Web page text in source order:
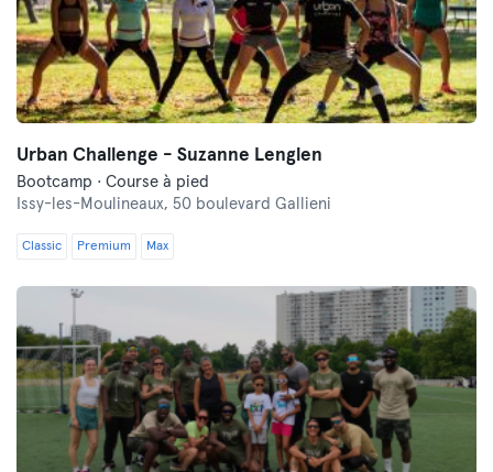
Urban Challenge - Suzanne Lenglen
Bootcamp · Course à pied
Issy-les-Moulineaux, 50 boulevard Gallieni
Classic Premium Max